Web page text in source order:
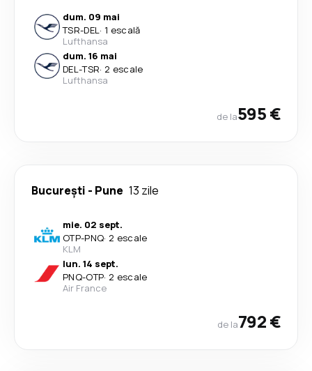
dum. 09 mai
TSR-DEL· 1 escală
Lufthansa
dum. 16 mai
DEL-TSR· 2 escale
Lufthansa
de la595 €
București - Pune 13 zile
mie. 02 sept.
OTP-PNQ· 2 escale
KLM
lun. 14 sept.
PNQ-OTP· 2 escale
Air France
de la792 €